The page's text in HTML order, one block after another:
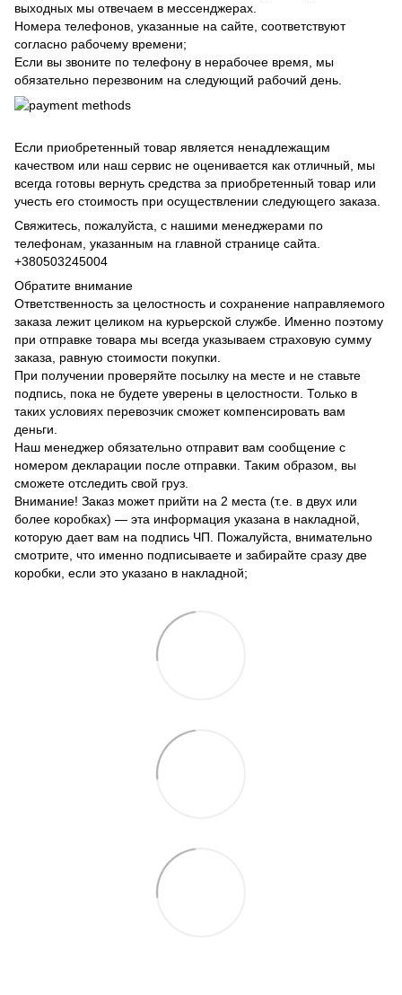
выходных мы отвечаем в мессенджерах.
Номера телефонов, указанные на сайте, соответствуют
согласно рабочему времени;
Если вы звоните по телефону в нерабочее время, мы
обязательно перезвоним на следующий рабочий день.
Если приобретенный товар является ненадлежащим
качеством или наш сервис не оценивается как отличный, мы
всегда готовы вернуть средства за приобретенный товар или
учесть его стоимость при осуществлении следующего заказа.
Свяжитесь, пожалуйста, с нашими менеджерами по
телефонам, указанным на главной странице сайта.
+380503245004
Обратите внимание
Ответственность за целостность и сохранение направляемого
заказа лежит целиком на курьерской службе. Именно поэтому
при отправке товара мы всегда указываем страховую сумму
заказа, равную стоимости покупки.
При получении проверяйте посылку на месте и не ставьте
подпись, пока не будете уверены в целостности. Только в
таких условиях перевозчик сможет компенсировать вам
деньги.
Наш менеджер обязательно отправит вам сообщение с
номером декларации после отправки. Таким образом, вы
сможете отследить свой груз.
Внимание! Заказ может прийти на 2 места (т.е. в двух или
более коробках) — эта информация указана в накладной,
которую дает вам на подпись ЧП. Пожалуйста, внимательно
смотрите, что именно подписываете и забирайте сразу две
коробки, если это указано в накладной;